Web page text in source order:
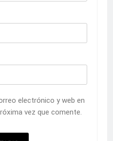
electrónico y web en
vez que comente.